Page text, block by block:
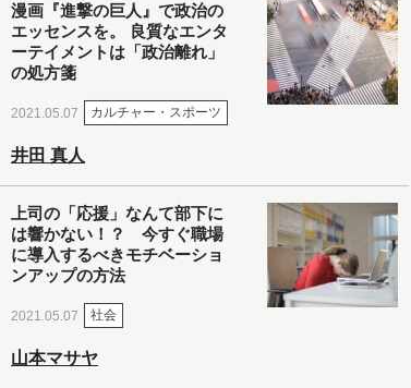
漫画『進撃の巨人』で政治の
エッセンスを。 良質なエンタ
ーテイメントは「政治離れ」
の処方箋
2021.05.07 カルチャー・スポーツ
井田 真人
上司の「応援」なんて部下に
は響かない！？ 今すぐ職場
に導入するべきモチベーショ
ンアップの方法
2021.05.07 社会
山本マサヤ